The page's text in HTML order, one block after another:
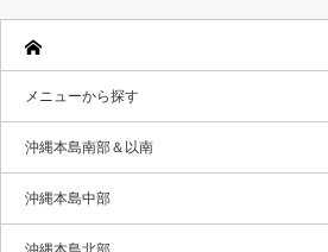
メニューから探す
沖縄本島南部＆以南
沖縄本島中部